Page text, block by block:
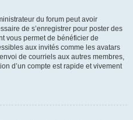
du forum peut avoir
de s’enregistrer pour poster des
vous permet de bénéficier de
aux invités comme les avatars
de courriels aux autres membres,
d’un compte est rapide et vivement